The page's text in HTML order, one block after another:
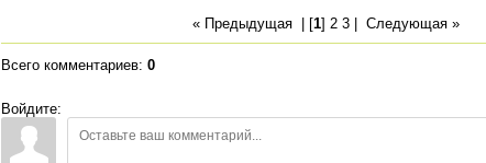
« Предыдущая| [1] 2 3| Следующая »
Всего комментариев: 0
Войдите: